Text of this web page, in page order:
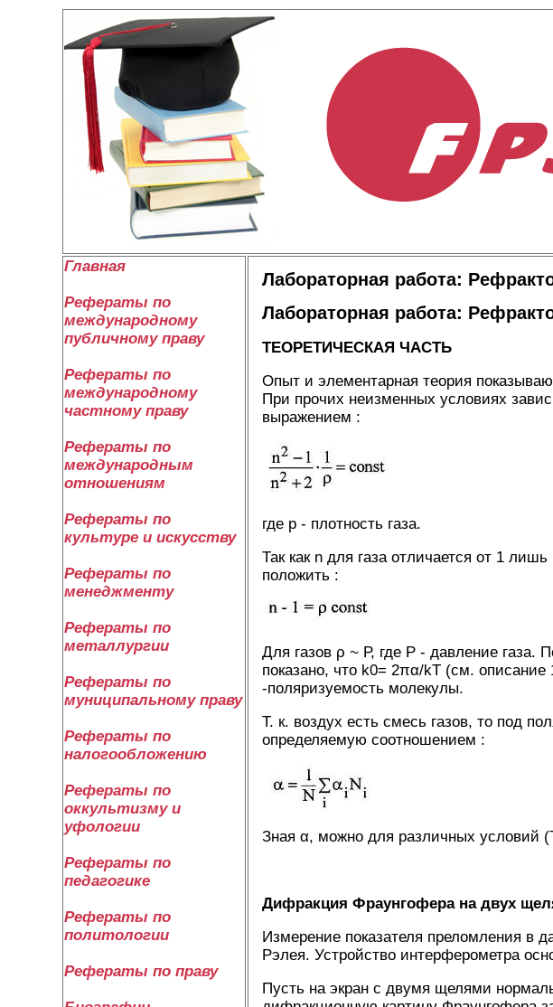
Главная
Рефераты по
международному
публичному праву
Рефераты по
международному
частному праву
Рефераты по
международным
отношениям
Рефераты по
культуре и искусству
Рефераты по
менеджменту
Рефераты по
металлургии
Рефераты по
муниципальному праву
Рефераты по
налогообложению
Рефераты по
оккультизму и
уфологии
Рефераты по
педагогике
Рефераты по
политологии
Рефераты по праву
Лабораторная работа:
Лабораторная работа:
ТЕОРЕТИЧЕСКАЯ ЧАСТЬ
Опыт и элементарная теория
При прочих неизменных условиях
выражением :
где р - плотность газа.
Так как n для газа отличается от 1
положить :
Для газов ρ ~ Р, где Р - давление газа.
показано, что k0= 2πα/kТ (см.
-поляризуемость молекулы.
Т. к. воздух есть смесь газов, то под
определяемую соотношением :
Зная α, можно для различных условий
Дифракция Фраунгофера на двух
Измерение показателя преломления в
Рэлея. Устройство интерферометра
Пусть на экран с двумя щелями